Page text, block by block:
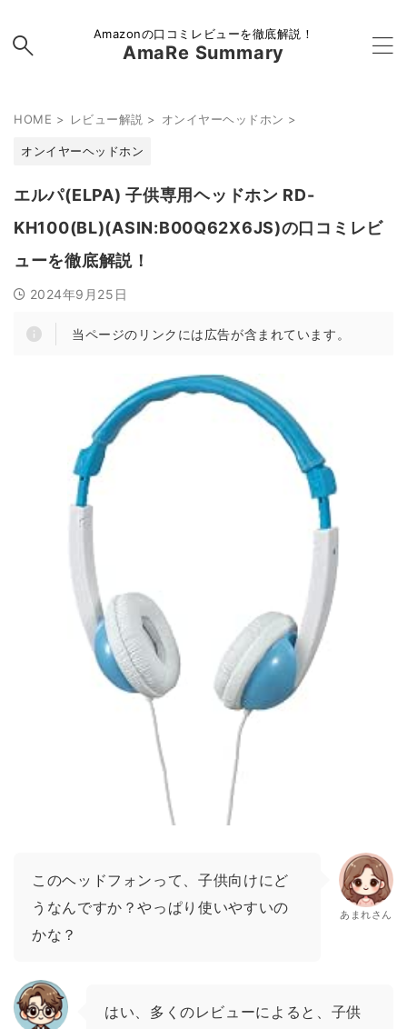
Amazonの口コミレビューを徹底解説！
AmaRe Summary
HOME > レビュー解説 > オンイヤーヘッドホン >
オンイヤーヘッドホン
エルパ(ELPA) 子供専用ヘッドホン RD-
KH100(BL)(ASIN:B00Q62X6JS)の口コミレビ
ューを徹底解説！
2024年9月25日
当ページのリンクには広告が含まれています。
このヘッドフォンって、子供向けにど
うなんですか？やっぱり使いやすいの
かな？
あまれさん
はい、多くのレビューによると、子供